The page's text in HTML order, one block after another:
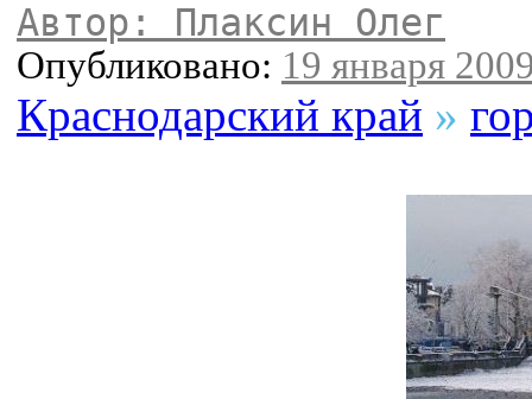
Автор: Плаксин Олег
Опубликовано: 19 января
Краснодарский край »